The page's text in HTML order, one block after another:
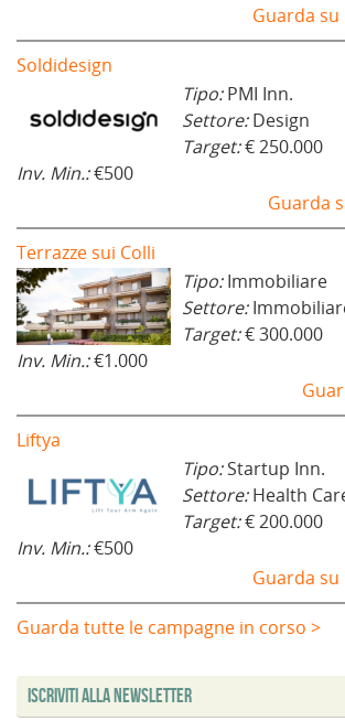
Guarda
Soldidesign
Tipo:PMI Inn.
Settore:Design
Target:€ 250.000
Inv. Min.:€500
Guarda
Terrazze sui Colli
Tipo:Immobiliare
Settore:
Target:€ 300.000
Inv. Min.:€1.000
Liftya
Tipo:Startup Inn.
Settore:Health
Target:€ 200.000
Inv. Min.:€500
Guarda
Guarda tutte le campagne in corso >
Iscriviti alla Newsletter